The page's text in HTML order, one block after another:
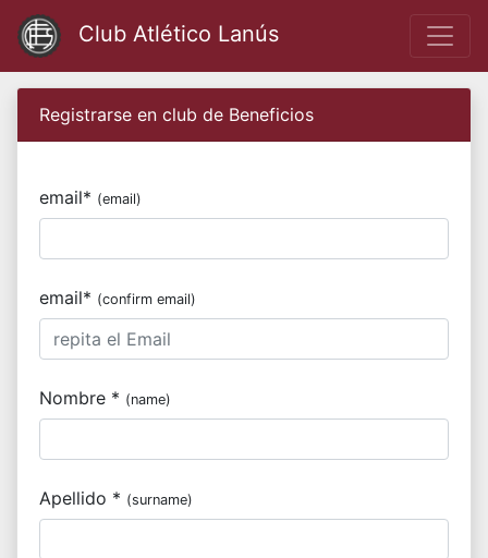
Club Atlético Lanús
Registrarse en club de Beneficios
email* (email)
email* (confirm email)
Nombre * (name)
Apellido * (surname)